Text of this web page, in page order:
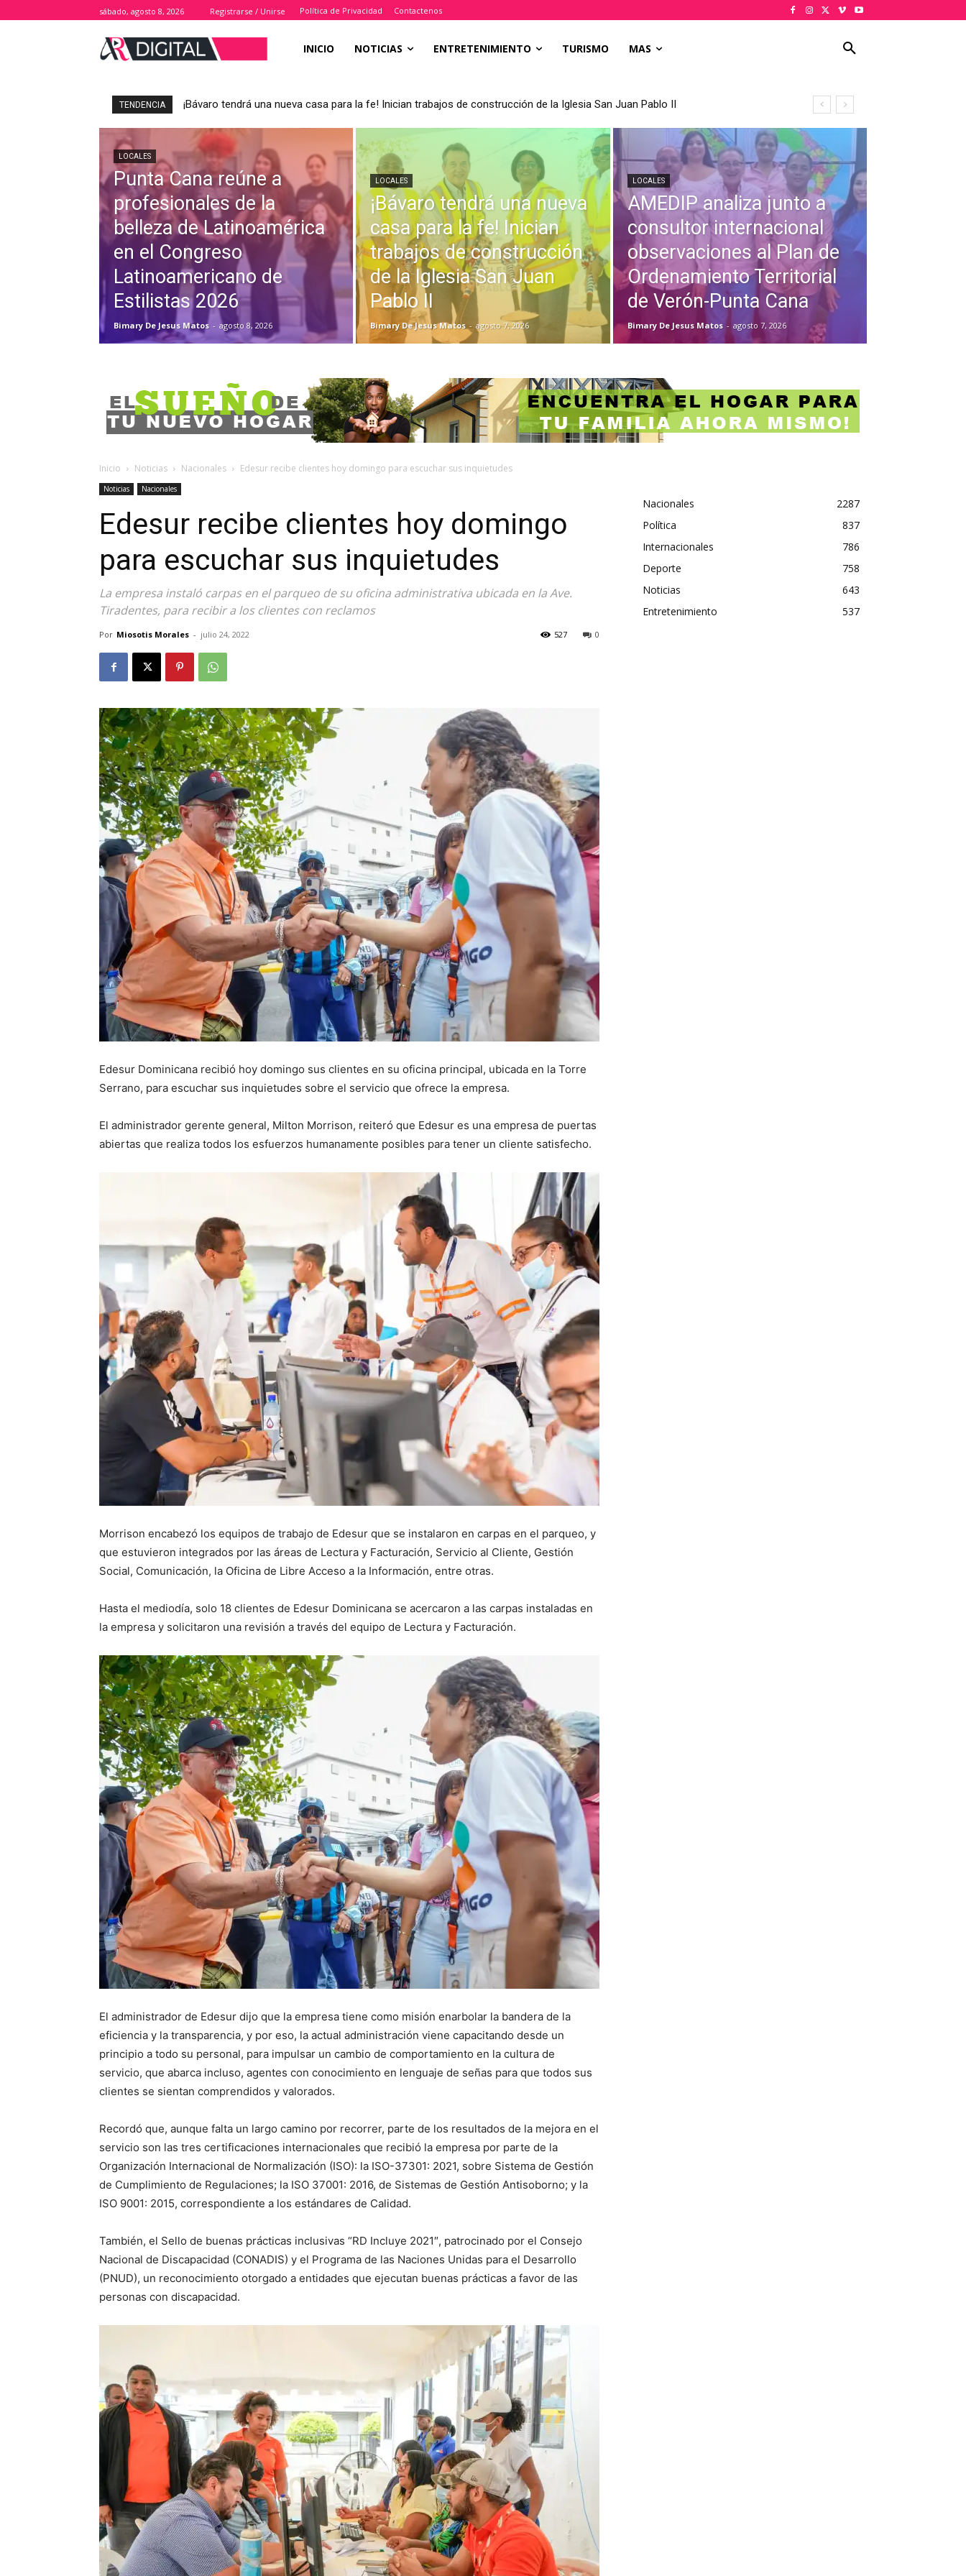
sábado, agosto 8, 2026 Registrarse / Unirse Política de Privacidad Contactenos
INICIO NOTICIAS ENTRETENIMIENTO TURISMO MAS
TENDENCIA ¡Bávaro tendrá una nueva casa para la fe! Inician trabajos de construcción de la Iglesia San Juan Pablo II
AMEDIP analiza junto a consultor internacional observaciones al Plan de Ordenamiento Territorial de Verón-Punta Cana
LOCALES
Punta Cana reúne a
profesionales de la
belleza de Latinoamérica
en el Congreso
Latinoamericano de
Estilistas 2026
Bimary De Jesus Matos - agosto 8, 2026
LOCALES
¡Bávaro tendrá una nueva
casa para la fe! Inician
trabajos de construcción
de la Iglesia San Juan
Pablo II
Bimary De Jesus Matos - agosto 7, 2026
LOCALES
AMEDIP analiza junto a
consultor internacional
observaciones al Plan de
Ordenamiento Territorial
de Verón-Punta Cana
Bimary De Jesus Matos - agosto 7, 2026
Inicio Noticias Nacionales Edesur recibe clientes hoy domingo para escuchar sus inquietudes
Noticias Nacionales
Edesur recibe clientes hoy domingo
para escuchar sus inquietudes
La empresa instaló carpas en el parqueo de su oficina administrativa ubicada en la Ave.
Tiradentes, para recibir a los clientes con reclamos
Por Miosotis Morales - julio 24, 2022 0
527
Edesur Dominicana recibió hoy domingo sus clientes en su oficina principal, ubicada en la Torre
Serrano, para escuchar sus inquietudes sobre el servicio que ofrece la empresa.
El administrador gerente general, Milton Morrison, reiteró que Edesur es una empresa de puertas
abiertas que realiza todos los esfuerzos humanamente posibles para tener un cliente satisfecho.
Morrison encabezó los equipos de trabajo de Edesur que se instalaron en carpas en el parqueo, y
que estuvieron integrados por las áreas de Lectura y Facturación, Servicio al Cliente, Gestión
Social, Comunicación, la Oficina de Libre Acceso a la Información, entre otras.
Hasta el mediodía, solo 18 clientes de Edesur Dominicana se acercaron a las carpas instaladas en
la empresa y solicitaron una revisión a través del equipo de Lectura y Facturación.
El administrador de Edesur dijo que la empresa tiene como misión enarbolar la bandera de la
eficiencia y la transparencia, y por eso, la actual administración viene capacitando desde un
principio a todo su personal, para impulsar un cambio de comportamiento en la cultura de
servicio, que abarca incluso, agentes con conocimiento en lenguaje de señas para que todos sus
clientes se sientan comprendidos y valorados.
Recordó que, aunque falta un largo camino por recorrer, parte de los resultados de la mejora en el
servicio son las tres certificaciones internacionales que recibió la empresa por parte de la
Organización Internacional de Normalización (ISO): la ISO-37301: 2021, sobre Sistema de Gestión
de Cumplimiento de Regulaciones; la ISO 37001: 2016, de Sistemas de Gestión Antisoborno; y la
ISO 9001: 2015, correspondiente a los estándares de Calidad.
También, el Sello de buenas prácticas inclusivas “RD Incluye 2021″, patrocinado por el Consejo
Nacional de Discapacidad (CONADIS) y el Programa de las Naciones Unidas para el Desarrollo
(PNUD), un reconocimiento otorgado a entidades que ejecutan buenas prácticas a favor de las
personas con discapacidad.
Nacionales
2287
Política
837
Internacionales
786
Deporte
758
Noticias
643
Entretenimiento
537